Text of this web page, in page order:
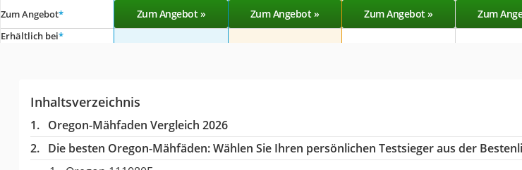
Zum Angebot* Zum Angebot » Zum Angebot » Zum Angebot » Zum
Erhältlich bei*
Inhaltsverzeichnis
Oregon-Mähfaden Vergleich 2026
Die besten Oregon-Mähfäden:Wählen Sie Ihren persönlichen Testsieger aus der